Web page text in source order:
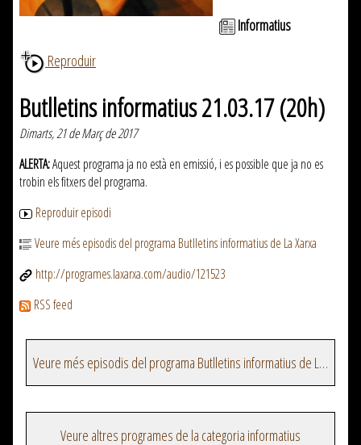
Informatius
Reproduir
Butlletins informatius 21.03.17 (20h)
Dimarts, 21 de Març de 2017
ALERTA:Aquest programa ja no està en emissió, i es possible que ja no es
trobin els fitxers del programa.
Reproduir episodi
Veure més episodis del programa Butlletins informatius de La Xarxa
http://programes.laxarxa.com/audio/121523
RSS feed
Veure més episodis del programa Butlletins informatius de La Xarxa
Veure altres programes de la categoria informatius